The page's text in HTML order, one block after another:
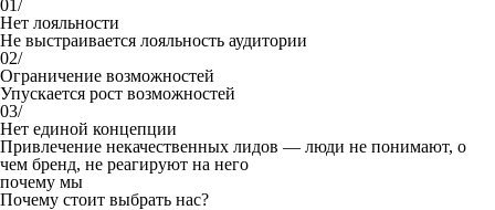
01/
Нет лояльности
Не выстраивается лояльность аудитории
02/
Ограничение возможностей
Упускается рост возможностей
03/
Нет единой концепции
Привлечение некачественных лидов — люди не понимают, о
чем бренд, не реагируют на него
почему мы
Почему стоит выбрать нас?